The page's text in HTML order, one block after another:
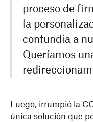
proceso de
la
confundía a
Queríamos
Luego, irrumpió la
única solución que